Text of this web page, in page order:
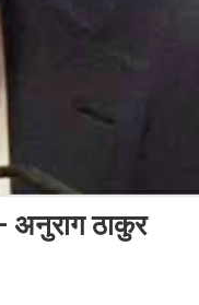
अनुराग ठाकुर